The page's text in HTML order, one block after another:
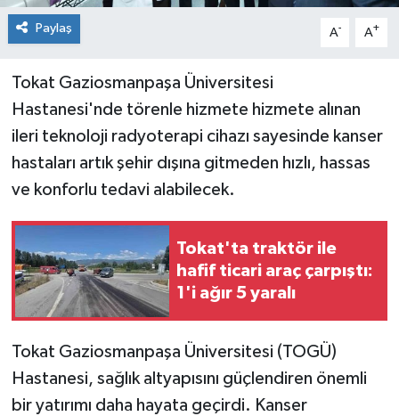
Paylaş A- A+
Tokat Gaziosmanpaşa Üniversitesi
Hastanesi'nde törenle hizmete hizmete alınan
ileri teknoloji radyoterapi cihazı sayesinde kanser
hastaları artık şehir dışına gitmeden hızlı, hassas
ve konforlu tedavi alabilecek.
Tokat'ta traktör ile
hafif ticari araç çarpıştı:
1'i ağır 5 yaralı
Tokat Gaziosmanpaşa Üniversitesi (TOGÜ)
Hastanesi, sağlık altyapısını güçlendiren önemli
bir yatırımı daha hayata geçirdi. Kanser